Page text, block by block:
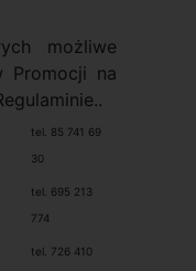
możliwe
Promocji na
tel. 85 741 69
30
tel. 695 213
774
tel. 726 410